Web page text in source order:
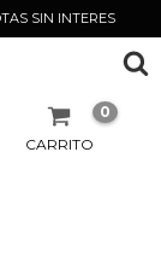
SIN INTERES
CARRITO
0